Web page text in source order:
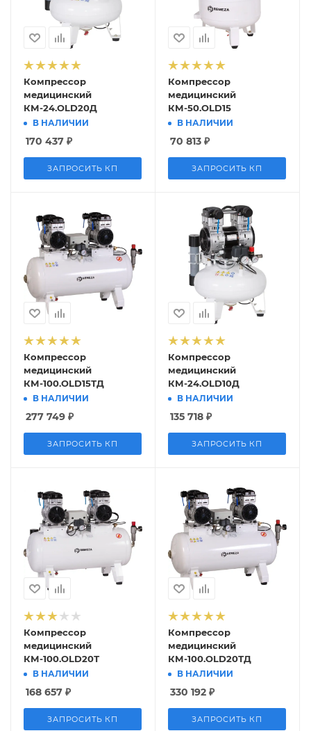
Компрессор
медицинский
КМ-24.OLD20Д
В НАЛИЧИИ
170 437 ₽
ЗАПРОСИТЬ КП
Компрессор
медицинский
КМ-50.OLD15
В НАЛИЧИИ
70 813 ₽
ЗАПРОСИТЬ КП
Компрессор
медицинский
КМ-100.OLD15ТД
В НАЛИЧИИ
277 749 ₽
ЗАПРОСИТЬ КП
Компрессор
медицинский
КМ-24.OLD10Д
В НАЛИЧИИ
135 718 ₽
ЗАПРОСИТЬ КП
Компрессор
медицинский
КМ-100.OLD20Т
В НАЛИЧИИ
168 657 ₽
ЗАПРОСИТЬ КП
Компрессор
медицинский
КМ-100.OLD20ТД
В НАЛИЧИИ
330 192 ₽
ЗАПРОСИТЬ КП